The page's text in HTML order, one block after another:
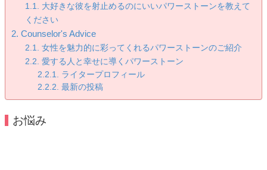
大好きな彼を射止めるのにいいパワーストーンを教えて
ください
Counselor's Advice
女性を魅力的に彩ってくれるパワーストーンのご紹介
愛する人と幸せに導くパワーストーン
ライタープロフィール
最新の投稿
お悩み